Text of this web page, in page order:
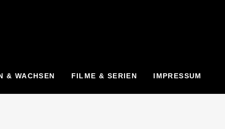
& WACHSEN FILME & SERIEN IMPRESSUM